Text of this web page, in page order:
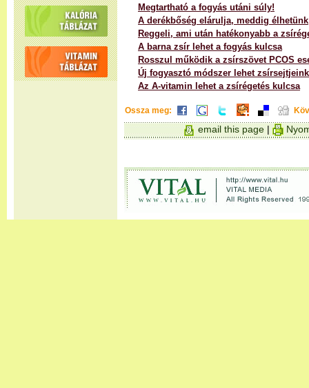
Megtartható a fogyás utáni súly!
A derékbőség elárulja, meddig élhetünk
Reggeli, ami után hatékonyabb a
A barna zsír lehet a fogyás kulcsa
Rosszul működik a zsírszövet PCOS
Új fogyasztó módszer lehet
Az A-vitamin lehet a zsírégetés kulcsa
Ossza meg:
email this page |